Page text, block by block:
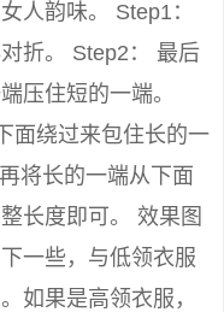
人韵味。 Step1：
折。 Step2： 最后
压住短的一端。
面绕过来包住长的一
将长的一端从下面
长度即可。 效果图
一些，与低领衣服
如果是高领衣服，